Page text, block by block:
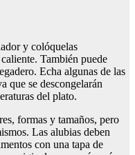
y colóquelas
También puede
Echa algunas de las
que se descongelarán
del plato.
formas y tamaños, pero
Las alubias deben
con una tapa de